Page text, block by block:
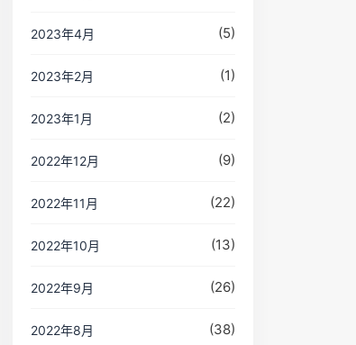
2023年4月 (5)
2023年2月 (1)
2023年1月 (2)
2022年12月 (9)
2022年11月 (22)
2022年10月 (13)
2022年9月 (26)
2022年8月 (38)